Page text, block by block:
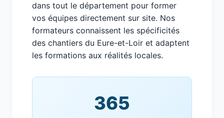
dans tout le département pour former
vos équipes directement sur site. Nos
formateurs connaissent les spécificités
des chantiers du Eure-et-Loir et adaptent
les formations aux réalités locales.
365